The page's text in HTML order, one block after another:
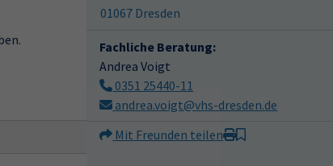
01067 Dresden
Fachliche Beratung:
Andrea Voigt
0351 25440-11
andrea.voigt@vhs-dresden.de
Mit Freunden teilen